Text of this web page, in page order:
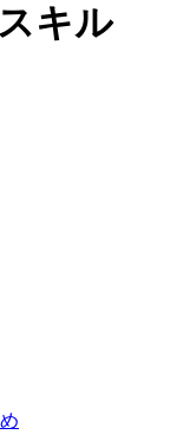
キル